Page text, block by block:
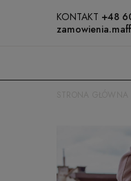
KONTAKT +48